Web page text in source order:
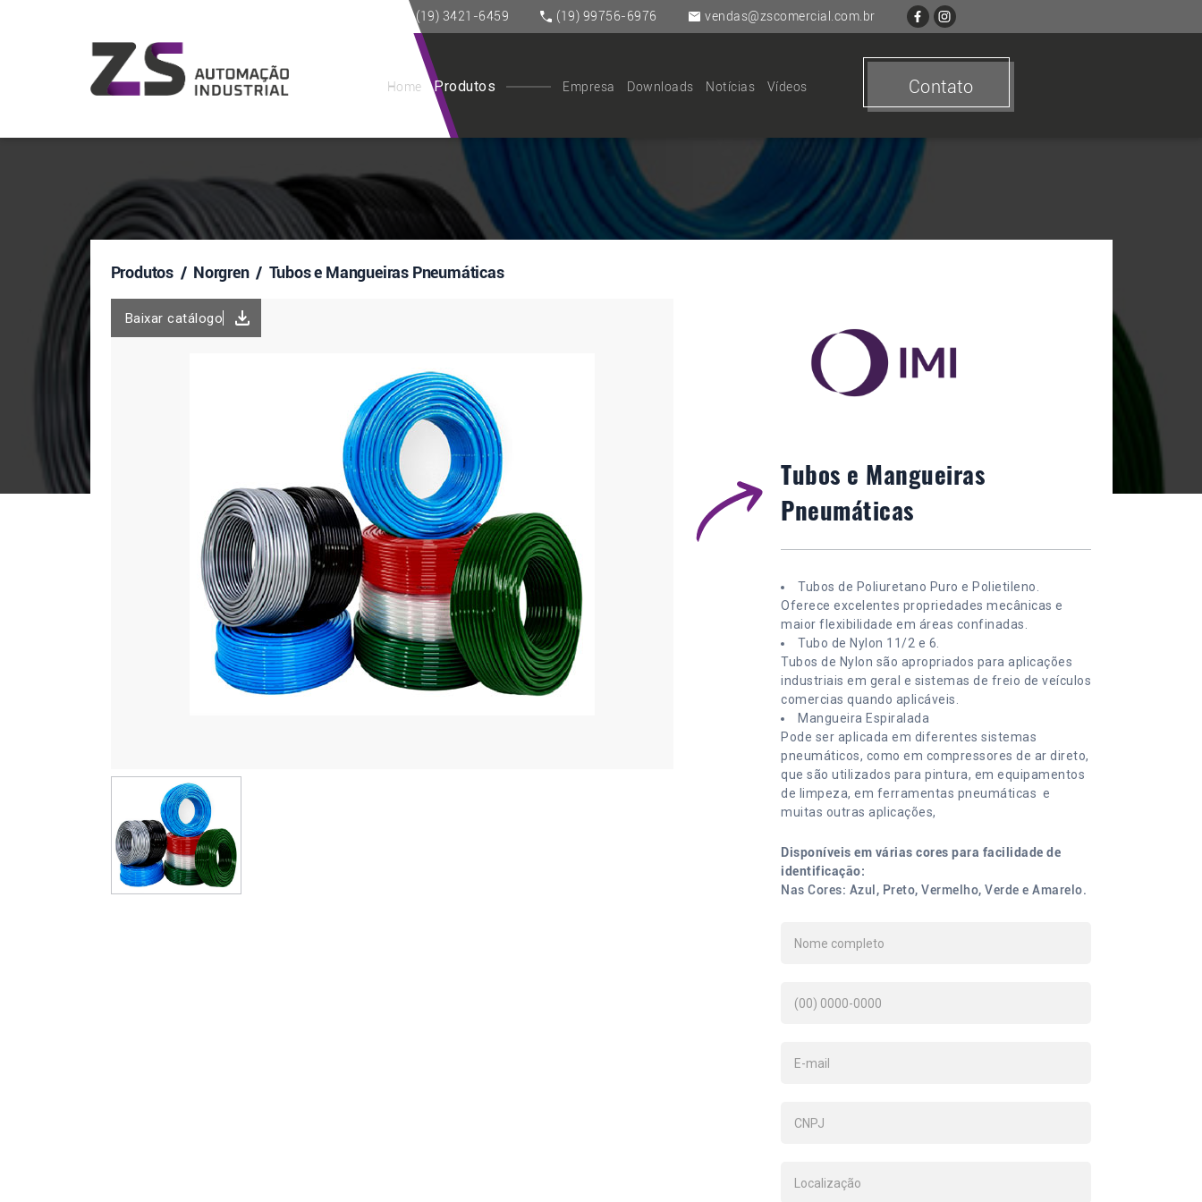
(19) 3421-6459 (19) 99756-6976 vendas@zscomercial.com.br
Home Produtos Empresa Downloads Notícias Vídeos Contato
Produtos/ Norgren / Tubos e Mangueiras Pneumáticas
Baixar catálogo
Tubos e Mangueiras
Pneumáticas
Tubos de Poliuretano Puro e Polietileno.
Oferece excelentes propriedades mecânicas e
maior flexibilidade em áreas confinadas.
Tubo de Nylon 11/2 e 6.
Tubos de Nylon são apropriados para aplicações
industriais em geral e sistemas de freio de veículos
comercias quando aplicáveis.
Mangueira Espiralada
Pode ser aplicada em diferentes sistemas
pneumáticos, como em compressores de ar direto,
que são utilizados para pintura, em equipamentos
de limpeza, em ferramentas pneumáticas e
muitas outras aplicações,
Disponíveis em várias cores para facilidade de
identificação:
Nas Cores: Azul, Preto, Vermelho, Verde e Amarelo.